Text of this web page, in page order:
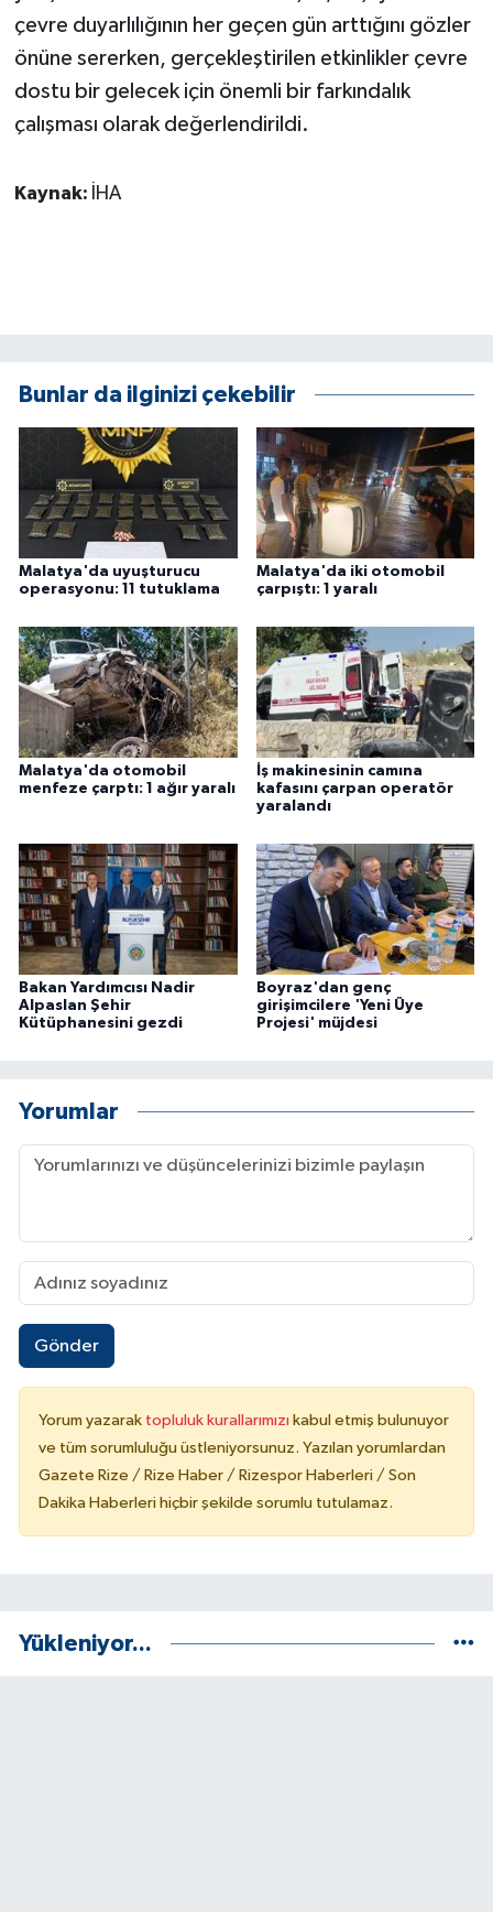
çevre duyarlılığının her geçen gün arttığını gözler
önüne sererken, gerçekleştirilen etkinlikler çevre
dostu bir gelecek için önemli bir farkındalık
çalışması olarak değerlendirildi.
Kaynak: İHA
Bunlar da ilginizi çekebilir
Malatya'da uyuşturucu
operasyonu: 11 tutuklama
Malatya'da iki otomobil
çarpıştı: 1 yaralı
Malatya'da otomobil
menfeze çarptı: 1 ağır yaralı
İş makinesinin camına
kafasını çarpan operatör
yaralandı
Bakan Yardımcısı Nadir
Alpaslan Şehir
Kütüphanesini gezdi
Boyraz'dan genç
girişimcilere 'Yeni Üye
Projesi' müjdesi
Yorumlar
Gönder
Yorum yazarak topluluk kurallarımızı kabul etmiş bulunuyor
ve tüm sorumluluğu üstleniyorsunuz. Yazılan yorumlardan
Gazete Rize / Rize Haber / Rizespor Haberleri / Son
Dakika Haberleri hiçbir şekilde sorumlu tutulamaz.
Yükleniyor...